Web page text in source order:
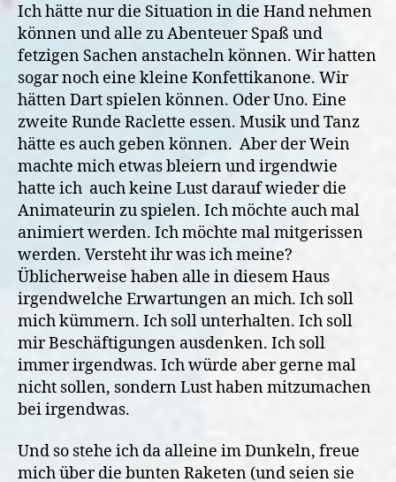
Ich hätte nur die Situation in die Hand nehmen
können und alle zu Abenteuer Spaß und
fetzigen Sachen anstacheln können. Wir hatten
sogar noch eine kleine Konfettikanone. Wir
hätten Dart spielen können. Oder Uno. Eine
zweite Runde Raclette essen. Musik und Tanz
hätte es auch geben können. Aber der Wein
machte mich etwas bleiern und irgendwie
hatte ich auch keine Lust darauf wieder die
Animateurin zu spielen. Ich möchte auch mal
animiert werden. Ich möchte mal mitgerissen
werden. Versteht ihr was ich meine?
Üblicherweise haben alle in diesem Haus
irgendwelche Erwartungen an mich. Ich soll
mich kümmern. Ich soll unterhalten. Ich soll
mir Beschäftigungen ausdenken. Ich soll
immer irgendwas. Ich würde aber gerne mal
nicht sollen, sondern Lust haben mitzumachen
bei irgendwas.
Und so stehe ich da alleine im Dunkeln, freue
mich über die bunten Raketen (und seien sie